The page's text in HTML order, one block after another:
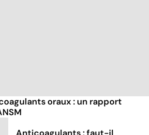
oraux : un rapport